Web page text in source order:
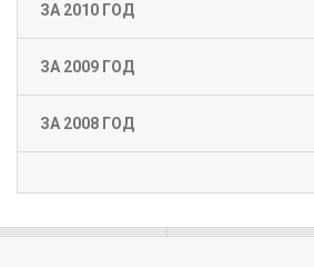
ЗА 2010 ГОД
ЗА 2009 ГОД
ЗА 2008 ГОД